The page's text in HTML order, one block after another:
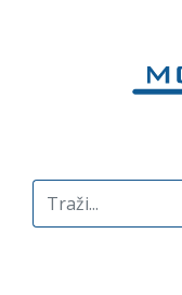
Search
for: